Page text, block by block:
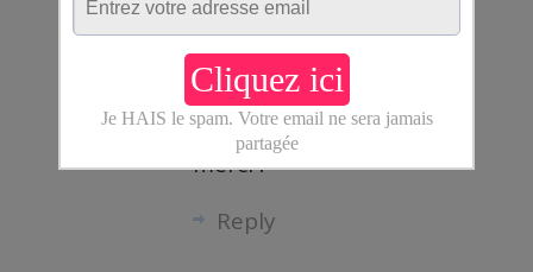
m’apportent,
j’avoue être plutôt
« accroc », alors
encore bravo et
merci !
Reply